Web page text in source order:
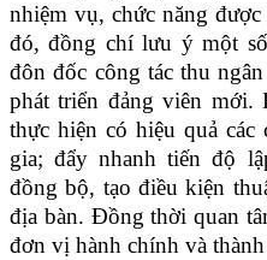
nhiệm vụ, chức năng
đó, đồng chí lưu ý một
đôn đốc công tác thu
phát triển đảng viên mới.
thực hiện có hiệu quả
gia; đẩy nhanh tiến độ
đồng bộ, tạo điều kiện
địa bàn. Đồng thời quan
đơn vị hành chính và